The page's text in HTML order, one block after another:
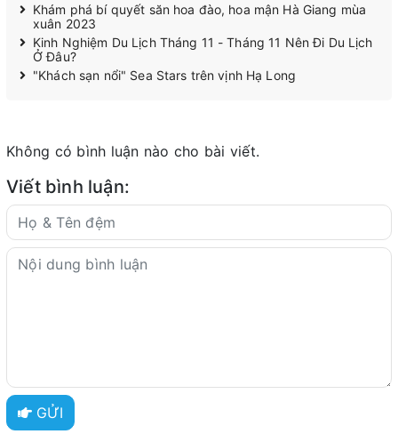
Khám phá bí quyết săn hoa đào, hoa mận Hà Giang mùa
xuân 2023
Kinh Nghiệm Du Lịch Tháng 11 - Tháng 11 Nên Đi Du Lịch
Ở Đâu?
"Khách sạn nổi" Sea Stars trên vịnh Hạ Long
Không có bình luận nào cho bài viết.
Viết bình luận:
GỬI